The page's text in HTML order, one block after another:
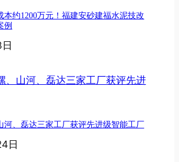
本约1200万元！福建安砂建福水泥技改
例
河、磊达三家工厂获评先进级智能工厂
日